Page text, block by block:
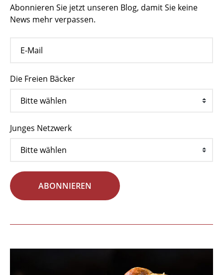
Abonnieren Sie jetzt unseren Blog, damit Sie keine
News mehr verpassen.
Die Freien Bäcker
Junges Netzwerk
ABONNIEREN